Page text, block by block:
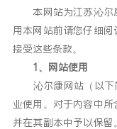
本网站为江苏沁尔
用本网站前请您仔细
接受这些条款。
1、网站使用
沁尔康网站（以下
业使用。对于内容中
并在其副本中予以保